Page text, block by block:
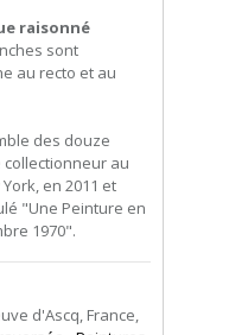
raisonné
sont
au recto et au
des douze
au
en 2011 et
"Une Peinture en
1970".
d'Ascq, France,